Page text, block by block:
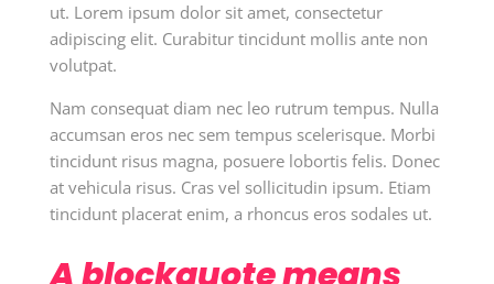
ut. Lorem ipsum dolor sit amet, consectetur
adipiscing elit. Curabitur tincidunt mollis ante non
volutpat.
Nam consequat diam nec leo rutrum tempus. Nulla
accumsan eros nec sem tempus scelerisque. Morbi
tincidunt risus magna, posuere lobortis felis. Donec
at vehicula risus. Cras vel sollicitudin ipsum. Etiam
tincidunt placerat enim, a rhoncus eros sodales ut.